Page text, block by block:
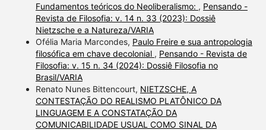
Fundamentos teóricos do Neoliberalismo: , Pensando -
Revista de Filosofia: v. 14 n. 33 (2023): Dossiê
Nietzsche e a Natureza/VARIA
Ofélia Maria Marcondes, Paulo Freire e sua antropologia
filosófica em chave decolonial , Pensando - Revista de
Filosofia: v. 15 n. 34 (2024): Dossiê Filosofia no
Brasil/VARIA
Renato Nunes Bittencourt, NIETZSCHE, A
CONTESTAÇÃO DO REALISMO PLATÔNICO DA
LINGUAGEM E A CONSTATAÇÃO DA
COMUNICABILIDADE USUAL COMO SINAL DA